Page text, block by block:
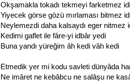
Okşamakla tokadı tekmeyi farketmez idi
Yiyecek görse gözü mırlaması bitmez
Neylemezdi daha kalsaydı eger nitmez
Kedimi gaflet ile fâre-yi idbâr yedi
Buna yandı yüreğim âh kedi vâh kedi
Etmedik yer mi kodu savleti dünyâda
Ne imâret ne kebâbcu ne salâşu ne